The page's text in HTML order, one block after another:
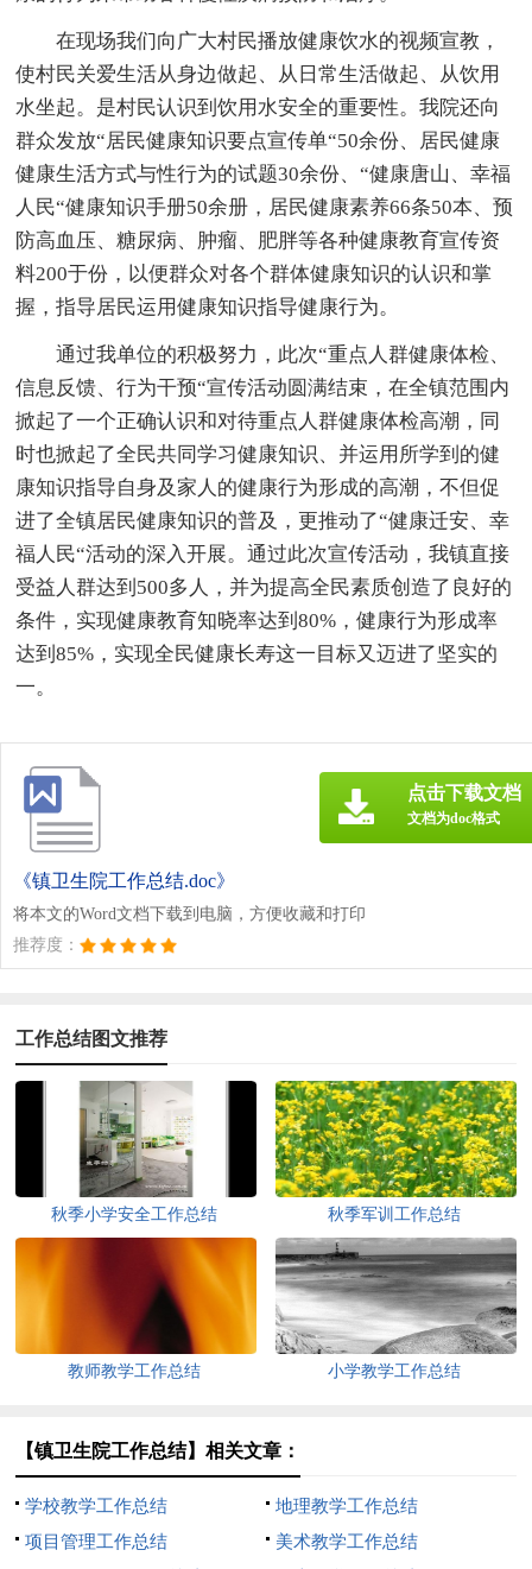
在现场我们向广大村民播放健康饮水的视频宣教，
使村民关爱生活从身边做起、从日常生活做起、从饮用
水坐起。是村民认识到饮用水安全的重要性。我院还向
群众发放“居民健康知识要点宣传单“50余份、居民健康
健康生活方式与性行为的试题30余份、“健康唐山、幸福
人民“健康知识手册50余册，居民健康素养66条50本、预
防高血压、糖尿病、肿瘤、肥胖等各种健康教育宣传资
料200于份，以便群众对各个群体健康知识的认识和掌
握，指导居民运用健康知识指导健康行为。
通过我单位的积极努力，此次“重点人群健康体检、
信息反馈、行为干预“宣传活动圆满结束，在全镇范围内
掀起了一个正确认识和对待重点人群健康体检高潮，同
时也掀起了全民共同学习健康知识、并运用所学到的健
康知识指导自身及家人的健康行为形成的高潮，不但促
进了全镇居民健康知识的普及，更推动了“健康迁安、幸
福人民“活动的深入开展。通过此次宣传活动，我镇直接
受益人群达到500多人，并为提高全民素质创造了良好的
条件，实现健康教育知晓率达到80%，健康行为形成率
达到85%，实现全民健康长寿这一目标又迈进了坚实的
一。
《镇卫生院工作总结.doc》
将本文的Word文档下载到电脑，方便收藏和打印
推荐度：
点击下载文档
文档为doc格式
工作总结图文推荐
秋季小学安全工作总结 秋季军训工作总结
教师教学工作总结 小学教学工作总结
【镇卫生院工作总结】相关文章：
学校教学工作总结
地理教学工作总结
项目管理工作总结
美术教学工作总结